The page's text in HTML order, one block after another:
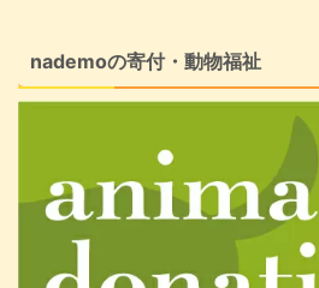
nademoの寄付・動物福祉